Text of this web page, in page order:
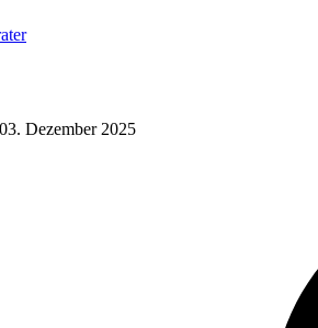
Dezember 2025